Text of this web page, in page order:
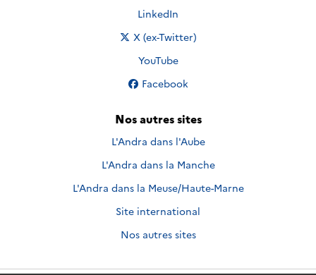
Nous suivre sur
LinkedIn
Nous suivre sur
X (ex-Twitter)
Nous suivre sur
YouTube
Nous suivre sur
Facebook
Nos autres sites
L'Andra dans l'Aube
L'Andra dans la Manche
L'Andra dans la Meuse/Haute-Marne
Site international
Nos autres sites